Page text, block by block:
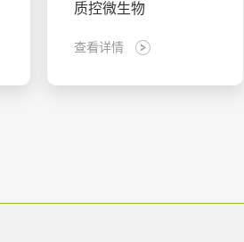
质控微生物
查看详情